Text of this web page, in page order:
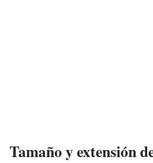
Tamaño y extensión